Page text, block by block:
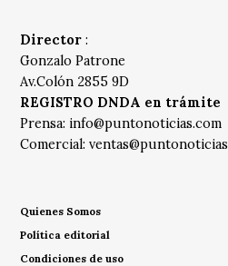
Director :
Gonzalo Patrone
Av.Colón 2855 9D
REGISTRO DNDA en trámite
Prensa: info@puntonoticias.com
Comercial:
Quienes Somos
Política editorial
Condiciones de uso